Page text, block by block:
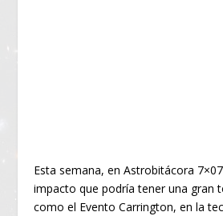
Esta semana, en Astrobitácora
impacto que podría tener una gran
como el Evento Carrington, en la